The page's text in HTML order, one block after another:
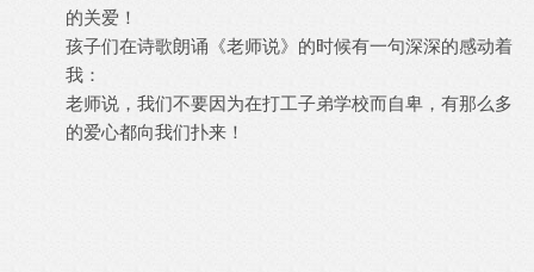
的关爱！
孩子们在诗歌朗诵《老师说》的时候有一句深深的感动着
我：
老师说，我们不要因为在打工子弟学校而自卑，有那么多
的爱心都向我们扑来！